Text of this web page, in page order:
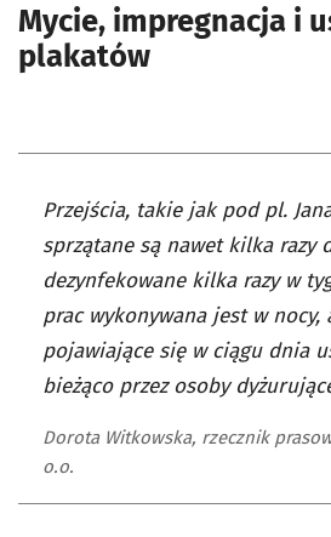
Mycie, impregnacja i
plakatów
Przejścia, takie jak pod pl.
sprzątane są nawet kilka razy
dezynfekowane kilka razy w
prac wykonywana jest w nocy,
pojawiające się w ciągu dnia
bieżąco przez osoby
Dorota Witkowska, rzecznik
o.o.